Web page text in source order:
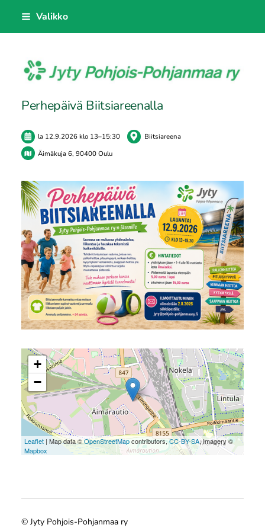
sisältöön
Valikko
Jyty Pohjois-Pohjanmaa ry
Perhepäivä Biitsiareenalla
la 12.9.2026klo 13–15:30
Biitsiareena
Äimäkuja 6, 90400 Oulu
+
−
Leaflet| Map data ©OpenStreetMapcontributors,CC-BY-SA, Imagery ©
Mapbox
© Jyty Pohjois-Pohjanmaa ry